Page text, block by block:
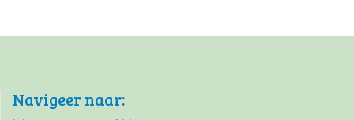
Navigeer naar: